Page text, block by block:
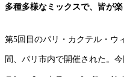
多種多様なミックスで、皆が
第5回目のパリ・カクテル・ウ
間、パリ市内で開催された。